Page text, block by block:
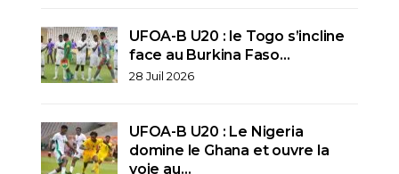
UFOA-B U20 : le Togo s’incline
face au Burkina Faso…
28 Juil 2026
UFOA-B U20 : Le Nigeria
domine le Ghana et ouvre la
voie au…